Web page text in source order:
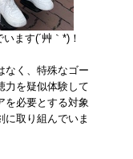
ます(´艸｀*)！
なく、特殊なゴー
力を疑似体験して
を必要とする対象
に取り組んでいま